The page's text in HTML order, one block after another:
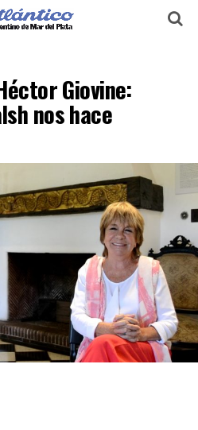
Giovine:
nos hace